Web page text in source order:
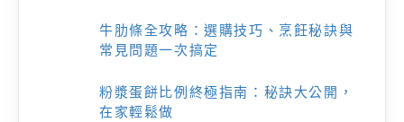
牛肋條全攻略：選購技巧、烹飪秘訣與
常見問題一次搞定
粉漿蛋餅比例終極指南：秘訣大公開，
在家輕鬆做